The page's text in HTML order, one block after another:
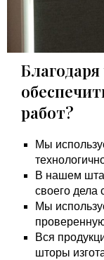
работ?
Мы
В нашем
своего дела
Мы
Вся
шторы